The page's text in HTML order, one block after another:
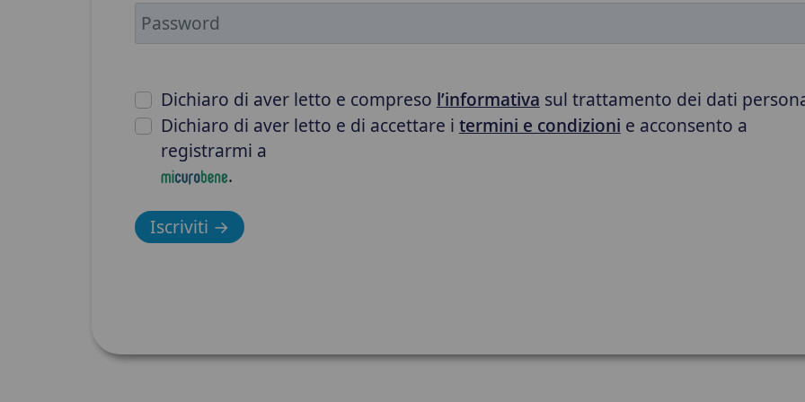
Dichiaro di aver letto e compreso l’informativa sul trattamento dei dati
Dichiaro di aver letto e di accettare i termini e condizioni e acconsento a
registrarmi a
.
Iscriviti →